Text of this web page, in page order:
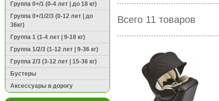
Группа 0+/1 (0-4 лет | до 18 кг)
Группа 0+/1/2/3 (0-12 лет | до
36кг)
Группа 1 (1-4 лет | 9-18 кг)
Группа 1/2/3 (1-12 лет | 9-36 кг)
Группа 2/3 (3-12 лет | 15-36 кг)
Бустеры
Аксессуары в дорогу
Всего 11 товаров